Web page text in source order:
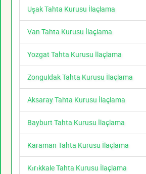
Uşak Tahta Kurusu İlaçlama
Van Tahta Kurusu İlaçlama
Yozgat Tahta Kurusu İlaçlama
Zonguldak Tahta Kurusu İlaçlama
Aksaray Tahta Kurusu İlaçlama
Bayburt Tahta Kurusu İlaçlama
Karaman Tahta Kurusu İlaçlama
Kırıkkale Tahta Kurusu İlaçlama